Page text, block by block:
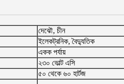
দেঝৌ, চীন
ইলেকট্রনিক, বৈদ্যুতিক
একক পর্যায়
২৩০ ভোল্ট এসি
৫০ থেকে ৬০ হার্টজ